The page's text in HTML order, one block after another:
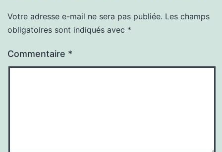
Votre adresse e-mail ne sera pas publiée. Les champs
obligatoires sont indiqués avec *
Commentaire *